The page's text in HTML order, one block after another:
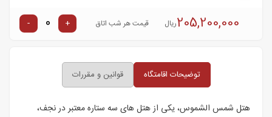
205,200,000ریال قیمت هر شب اتاق +
-
توضیحات اقامتگاه قوانین و مقررات
هتل شمس الشموس، یکی از هتل های سه ستاره معتبر در نجف،